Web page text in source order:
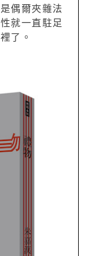
偶爾夾雜法
就一直駐足
了。